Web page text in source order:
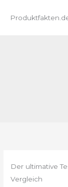
Inhalt
Der ultimative
Vergleich